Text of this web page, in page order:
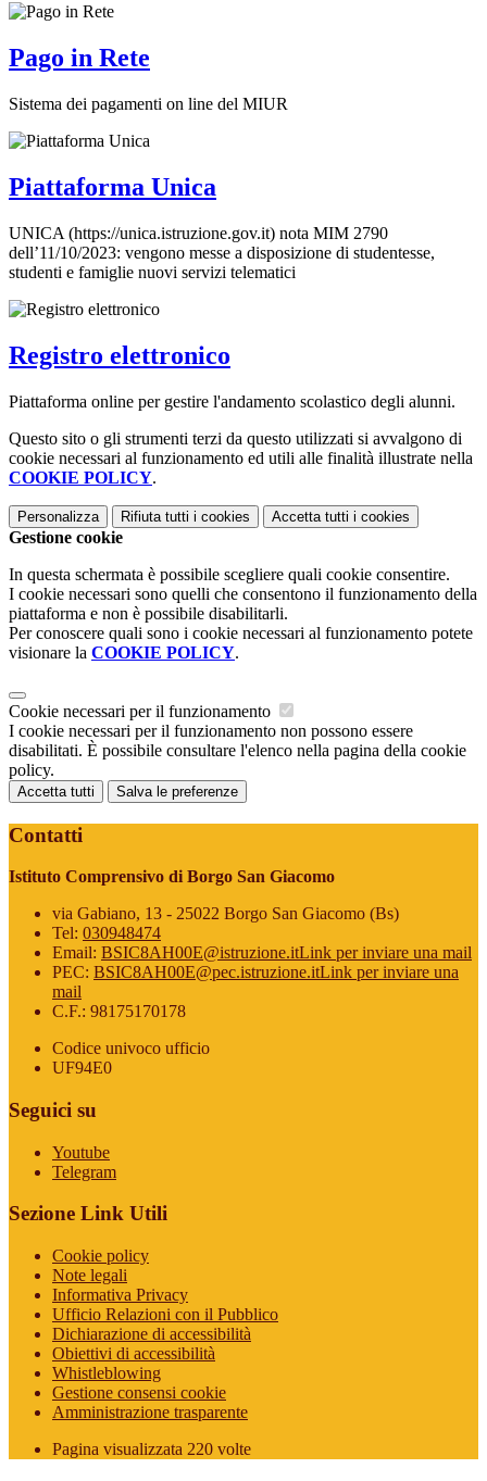
Pago in Rete
Sistema dei pagamenti on line del MIUR
Piattaforma Unica
UNICA (https://unica.istruzione.gov.it) nota MIM 2790
dell’11/10/2023: vengono messe a disposizione di studentesse,
studenti e famiglie nuovi servizi telematici
Registro elettronico
Piattaforma online per gestire l'andamento scolastico degli alunni.
Questo sito o gli strumenti terzi da questo utilizzati si avvalgono di
cookie necessari al funzionamento ed utili alle finalità illustrate nella
COOKIE POLICY.
Personalizza Rifiuta tutti i cookies Accetta tutti i cookies
Gestione cookie
In questa schermata è possibile scegliere quali cookie consentire.
I cookie necessari sono quelli che consentono il funzionamento della
piattaforma e non è possibile disabilitarli.
Per conoscere quali sono i cookie necessari al funzionamento potete
visionare la COOKIE POLICY.
Cookie necessari per il funzionamento
I cookie necessari per il funzionamento non possono essere
disabilitati. È possibile consultare l'elenco nella pagina della cookie
policy.
Accetta tutti Salva le preferenze
Contatti
Istituto Comprensivo di Borgo San Giacomo
via Gabiano, 13 - 25022 Borgo San Giacomo (Bs)
Tel: 030948474
Email: BSIC8AH00E@istruzione.itLink per inviare una mail
PEC: BSIC8AH00E@pec.istruzione.itLink per inviare una
mail
C.F.: 98175170178
Codice univoco ufficio
UF94E0
Seguici su
Youtube
Telegram
Sezione Link Utili
Cookie policy
Note legali
Informativa Privacy
Ufficio Relazioni con il Pubblico
Dichiarazione di accessibilità
Obiettivi di accessibilità
Whistleblowing
Gestione consensi cookie
Amministrazione trasparente
Pagina visualizzata 220 volte